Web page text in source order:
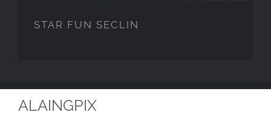
STAR FUN SECLIN
ALAINGPIX